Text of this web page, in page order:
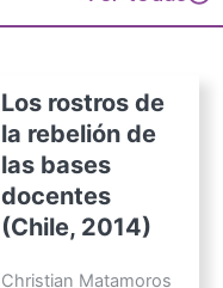
Los rostros de
la rebelión de
las bases
docentes
(Chile, 2014)
Christian Matamoros